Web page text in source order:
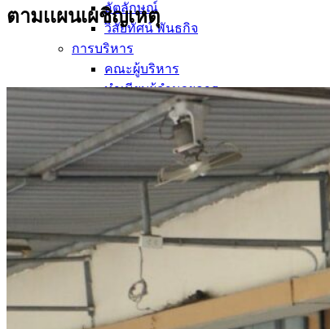
อัตลักษณ์
วิสัยทัศน์ พันธกิจ
การบริหาร
คณะผู้บริหาร
ทำเนียบผู้อำนวยการ
กลุ่มบริหารงานวิชาการ
กลุ่มบริหารงานงบประมาณ
กลุ่มบริหารงานบุคคล
กลุ่มบริหารงานทั่วไป
หลักสูตร
หลักสูตรสถานศึกษา
หลักสูตรผู้นำ
หลักสูตรแผนการเรียนเทคโนโลยีและการจัดก
ข่าวสารและกิจกรรม
นักเรียนปัจจุบัน
ห้องสมุดและคลังข้อมูล
ตรวจสอบผลการเรียน
ตามเเผนเผชิญเหตุ